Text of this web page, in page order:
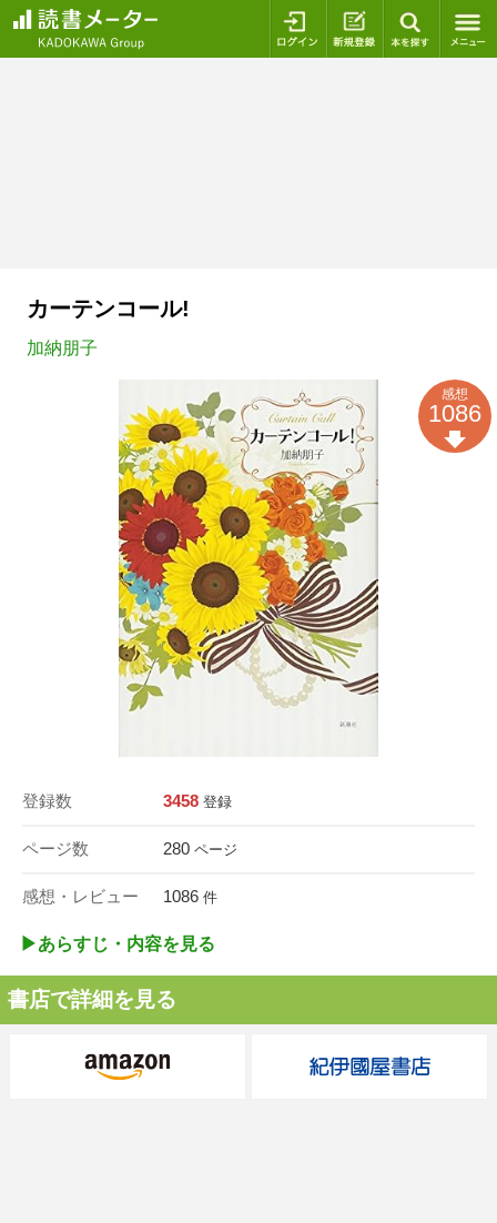
ログイン 新規登録
カーテンコール!
加納朋子
登録数 3458 登録
ページ数 280 ページ
感想・レビュー 1086 件
感想
1086
▶︎あらすじ・内容を見る
書店で詳細を見る